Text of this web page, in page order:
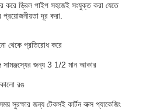
করে ড্রিল পাইপ সহজেই সংযুক্ত করা যেতে
প্রয়োজনীয়তা দূর করা.
থেকে প্রতিরোধ করে
সামঞ্জস্যের জন্য 3 1/2 মান আকার
রঙ
সুরক্ষার জন্য টেকসই কার্টন বাক্স প্যাকেজিং